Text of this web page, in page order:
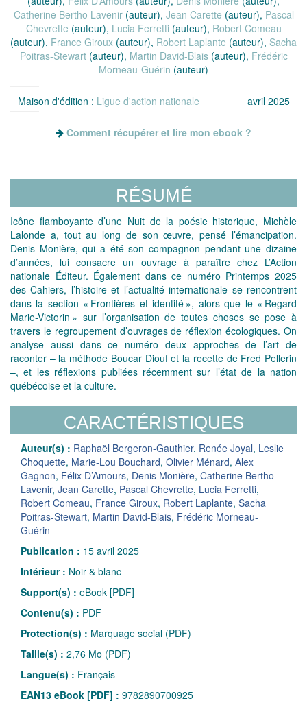
Catherine Bertho Lavenir(auteur), Jean Carette (auteur), Pascal
Chevrette (auteur), Lucia Ferretti(auteur), Robert Comeau
(auteur), France Giroux (auteur), Robert Laplante (auteur), Sacha
Poitras-Stewart(auteur), Martin David-Blais(auteur), Frédéric
Morneau-Guérin (auteur)
Maison d'édition : Ligue d'action nationale avril 2025
Comment récupérer et lire mon ebook ?
RÉSUMÉ
Icône flamboyante d’une Nuit de la poésie historique, Michèle
Lalonde a, tout au long de son œuvre, pensé l’émancipation.
Denis Monière, qui a été son compagnon pendant une dizaine
d’années, lui consacre un ouvrage à paraître chez L’Action
nationale Éditeur. Également dans ce numéro Printemps 2025
des Cahiers, l’histoire et l’actualité internationale se rencontrent
dans la section « Frontières et identité », alors que le « Regard
Marie-Victorin » sur l’organisation de toutes choses se pose à
travers le regroupement d’ouvrages de réflexion écologiques. On
analyse aussi dans ce numéro deux approches de l’art de
raconter – la méthode Boucar Diouf et la recette de Fred Pellerin
–, et les réflexions publiées récemment sur l’état de la nation
québécoise et la culture.
CARACTÉRISTIQUES
Auteur(s) : Raphaël Bergeron-Gauthier, Renée Joyal, Leslie
Choquette, Marie-Lou Bouchard, Olivier Ménard, Alex
Gagnon, Félix D’Amours, Denis Monière, Catherine Bertho
Lavenir, Jean Carette, Pascal Chevrette, Lucia Ferretti,
Robert Comeau, France Giroux, Robert Laplante, Sacha
Poitras-Stewart, Martin David-Blais, Frédéric Morneau-
Guérin
Publication : 15 avril 2025
Intérieur : Noir & blanc
Support(s) : eBook [PDF]
Contenu(s) : PDF
Protection(s) : Marquage social (PDF)
Taille(s) : 2,76 Mo (PDF)
Langue(s) : Français
EAN13 eBook [PDF] : 9782890700925